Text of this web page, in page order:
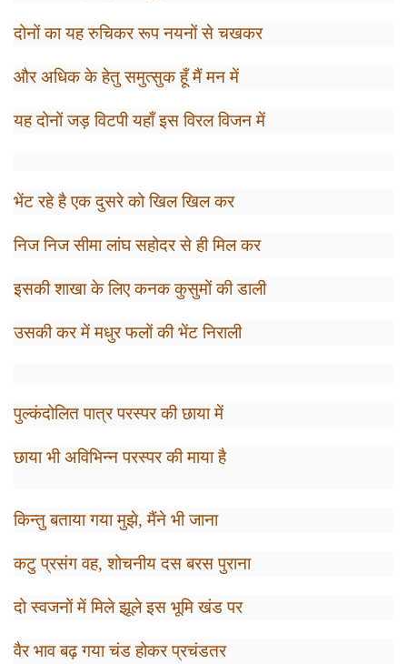
दोनों का यह रुचिकर रूप नयनों से चखकर
और अधिक के हेतु समुत्सुक हूँ मैं मन में
यह दोनों जड़ विटपी यहाँ इस विरल विजन में
भेंट रहे है एक दुसरे को खिल खिल कर
निज निज सीमा लांघ सहोदर से ही मिल कर
इसकी शाखा के लिए कनक कुसुमों की डाली
उसकी कर में मधुर फलों की भेंट निराली
पुल्कंदोलित पात्र परस्पर की छाया में
छाया भी अविभिन्न परस्पर की माया है
किन्तु बताया गया मुझे,मैंने भी जाना
कटु प्रसंग वह,शोचनीय दस बरस पुराना
दो स्वजनों में मिले झूले इस भूमि खंड पर
वैर भाव बढ़ गया चंड होकर प्रचंडतर